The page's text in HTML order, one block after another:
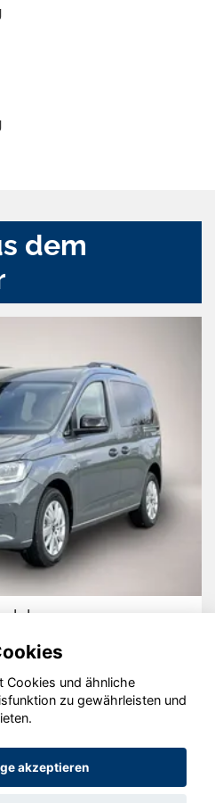
dem
GmbH 2020 - 2026
Cookies und ähnliche
zu gewährleisten und
akzeptieren